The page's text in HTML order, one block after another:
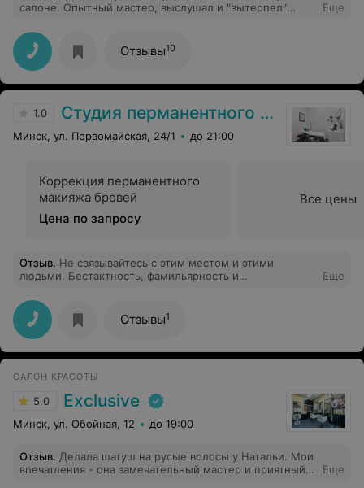
салоне. Опытный мастер, выслушал и "вытерпел"
Процедура сопровождалась приятной беседой. Всё
стерильно, все материалы, салфетки, пленка и т.д.
строго одноразовые. Спасибо за исполнение нашей
мечты в виде парной татуировки!
Еще
Отзывы10
1.0 Студия перманентного макияжа Ксении Ермолич
Минск, ул. Первомайская, 24/1 до 21:00
Коррекция перманентного
макияжа бровей
Цена по запросу
Все цены
Отзыв. Не связывайтесь с этим местом и этими
людьми. Бестактность, фамильярность и
директора, Руслана оставит Вам неприятный осадок,
брешь в кошельке и разочарование.подробности со
скринами переписок имеются. Кому интересно все
предоставлю.
Еще
Отзывы1
САЛОН КРАСОТЫ
5.0 Exclusive
Минск, ул. Обойная, 12 до 19:00
Отзыв. Делала шатуш на русые волосы у Натальи. Мои
впечатления - она замечательный мастер и приятный
Еще